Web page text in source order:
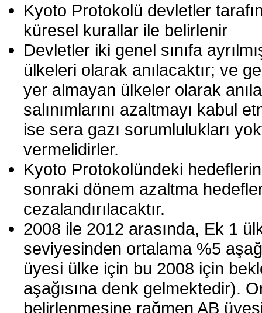
Kyoto Protokolü devletler
küresel kurallar ile belirlenir
Devletler iki genel sınıfa
ülkeleri olarak anılacaktır; ve
yer almayan ülkeler olarak
salınımlarını azaltmayı kabul
ise sera gazı sorumlulukları
vermelidirler.
Kyoto Protokolündeki
sonraki dönem azaltma
cezalandırılacaktır.
2008 ile 2012 arasında, Ek 1
seviyesinden ortalama %5
üyesi ülke için bu 2008 için
aşağısına denk gelmektedir).
belirlenmesine rağmen AB